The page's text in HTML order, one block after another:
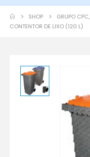
SHOP GRUPO CPC,
CONTENTOR DE LIXO (120 L)